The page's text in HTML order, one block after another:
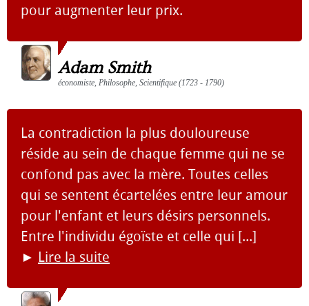
pour augmenter leur prix.
Adam Smith
économiste, Philosophe, Scientifique (1723 - 1790)
La contradiction la plus douloureuse
réside au sein de chaque femme qui ne se
confond pas avec la mère. Toutes celles
qui se sentent écartelées entre leur amour
pour l'enfant et leurs désirs personnels.
Entre l'individu égoïste et celle qui [...]
► Lire la suite